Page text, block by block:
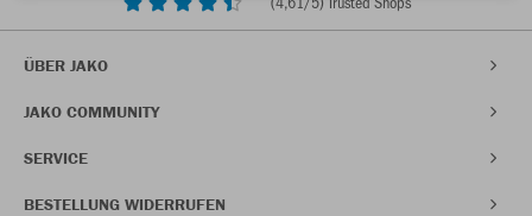
ÜBER JAKO
JAKO COMMUNITY
SERVICE
BESTELLUNG WIDERRUFEN